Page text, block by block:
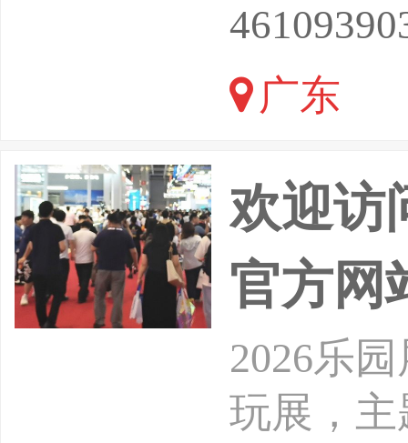
会、天
威海市
广东
欢迎访
官方网
2026乐
玩展，